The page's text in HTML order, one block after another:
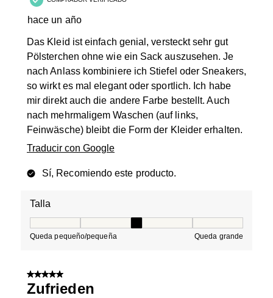
hace un año
Das Kleid ist einfach genial, versteckt sehr gut
Pölsterchen ohne wie ein Sack auszusehen. Je
nach Anlass kombiniere ich Stiefel oder Sneakers,
so wirkt es mal elegant oder sportlich. Ich habe
mir direkt auch die andere Farbe bestellt. Auch
nach mehrmaligem Waschen (auf links,
Feinwäsche) bleibt die Form der Kleider erhalten.
Traducir con Google
Sí, Recomiendo este producto.
Talla
Queda pequeño/pequeña Queda grande
5 de 5 estrellas.
Zufrieden